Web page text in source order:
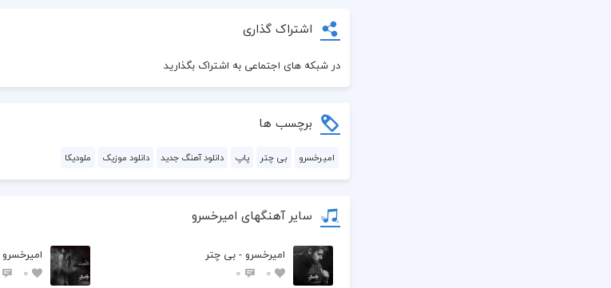
اشتراک گذاری
در شبکه های اجتماعی به اشتراک بگذارید
برچسب ها
امیرخسرو بی چتر پاپ دانلود آهنگ جدید دانلود موزیک ملودیکا
سایر آهنگهای امیرخسرو
امیرخسرو - بی چتر
0
0
0